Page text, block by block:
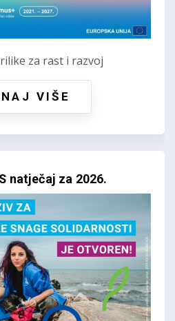
za rast i razvoj
VIŠE
natječaj za 2026.